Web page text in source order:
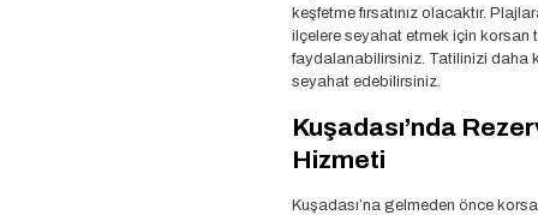
keşfetme fırsatınız olacaktır.
ilçelere seyahat etmek için korsan
faydalanabilirsiniz. Tatilinizi daha
seyahat edebilirsiniz.
Kuşadası’nda
Hizmeti
Kuşadası’na gelmeden önce